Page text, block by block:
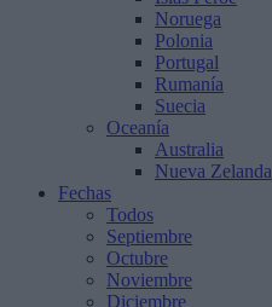
Noruega
Polonia
Portugal
Rumanía
Suecia
Oceanía
Australia
Nueva Zelanda
Fechas
Todos
Septiembre
Octubre
Noviembre
Diciembre